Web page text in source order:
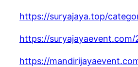
https://suryajaya.top/
https://
https://